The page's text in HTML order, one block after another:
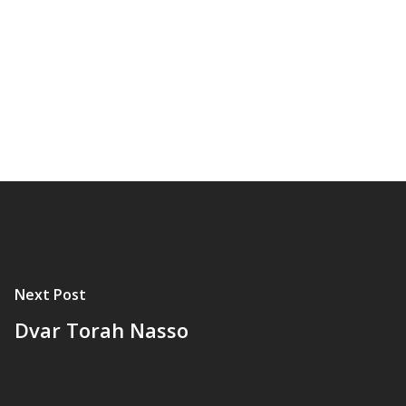
Next Post
Dvar Torah Nasso